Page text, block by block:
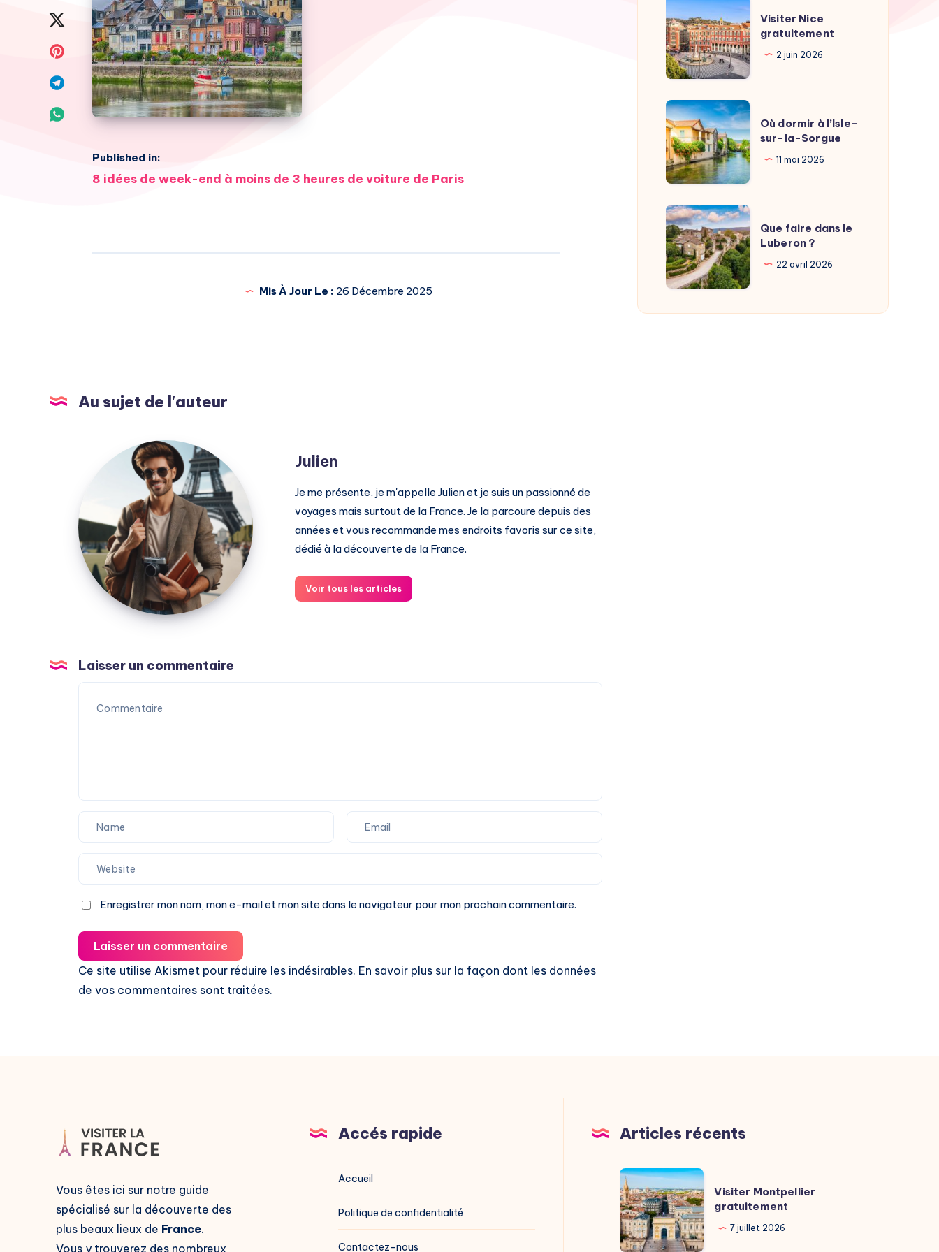
Facebook
Share
Twitter
Share
Pinterest
Share
Share
Published in:
Navigation
8 idées de week-end à moins de 3 heures de voiture de Paris
Mis À Jour Le : 26 Décembre 2025
Au sujet de l'auteur
Julien
Julien
Je me présente, je m'appelle Julien et je suis un passionné de
voyages mais surtout de la France. Je la parcoure depuis des
années et vous recommande mes endroits favoris sur ce site,
dédié à la découverte de la France.
Voir tous les articles
Laisser un commentaire
Enregistrer mon nom, mon e-mail et mon site dans le navigateur pour mon prochain commentaire.
Laisser un commentaire
Ce site utilise Akismet pour réduire les indésirables. En savoir plus sur la façon dont les données
de vos commentaires sont traitées.
Visiter
Nice
gratuitement
Visiter Nice
gratuitement
2 juin 2026
Où
dormir
à
l’Isle-
sur-
la-
Sorgue
Où dormir à l’Isle-
sur-la-Sorgue
11 mai 2026
Que
faire
dans
le
Luberon
?
Que faire dans le
Luberon ?
22 avril 2026
Vous êtes ici sur notre guide
spécialisé sur la découverte des
plus beaux lieux de France.
Vous y trouverez des nombreux
Accés rapide
Accueil
Politique de confidentialité
Contactez-nous
Articles récents
Visiter
Montpellier
gratuitement
Visiter Montpellier
gratuitement
7 juillet 2026